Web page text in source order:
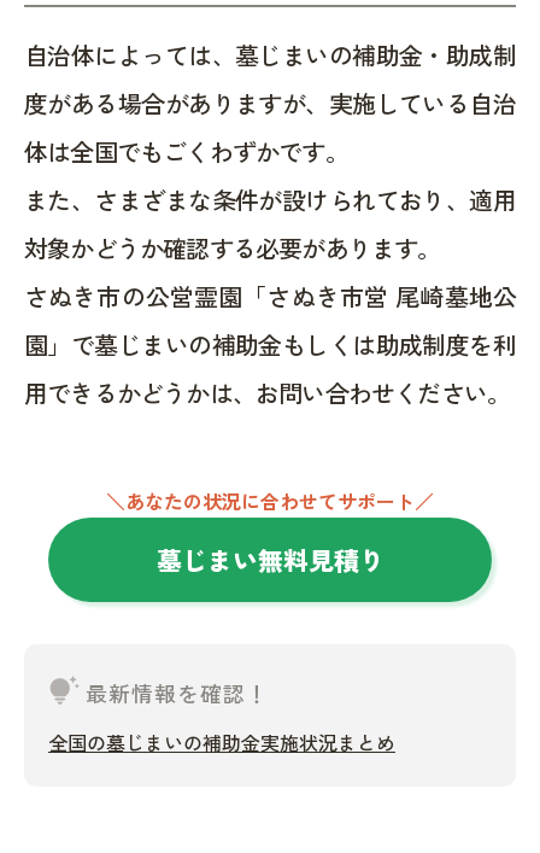
自治体によっては、墓じまいの補助金・助成制
度がある場合がありますが、実施している自治
体は全国でもごくわずかです。
また、さまざまな条件が設けられており、適用
対象かどうか確認する必要があります。
さぬき市の公営霊園「さぬき市営 尾崎墓地公
園」で墓じまいの補助金もしくは助成制度を利
用できるかどうかは、お問い合わせください。
＼あなたの状況に合わせてサポート／
墓じまい無料見積り
tips_and_updates 最新情報を確認！
全国の墓じまいの補助金実施状況まとめ